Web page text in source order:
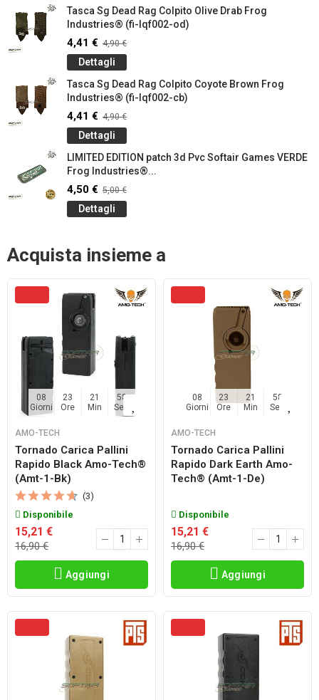
Tasca Sg Dead Rag Colpito Olive Drab Frog
Industries® (fi-lqf002-od)
4,41 € 4,90 €
Dettagli
Tasca Sg Dead Rag Colpito Coyote Brown Frog
Industries® (fi-lqf002-cb)
4,41 € 4,90 €
Dettagli
LIMITED EDITION patch 3d Pvc Softair Games VERDE
Frog Industries®...
4,50 € 5,00 €
Dettagli
Acquista insieme a
08
Giorni
23
Ore
21
Min
57
Sec
AMO-TECH
Tornado Carica Pallini
Rapido Black Amo-Tech®
(amt-1-Bk)
(3)
Disponibile
15,21 €
16,90 €
Aggiungi
08
Giorni
23
Ore
21
Min
57
Sec
AMO-TECH
Tornado Carica Pallini
Rapido Dark Earth Amo-
Tech® (amt-1-De)
Disponibile
15,21 €
16,90 €
Aggiungi